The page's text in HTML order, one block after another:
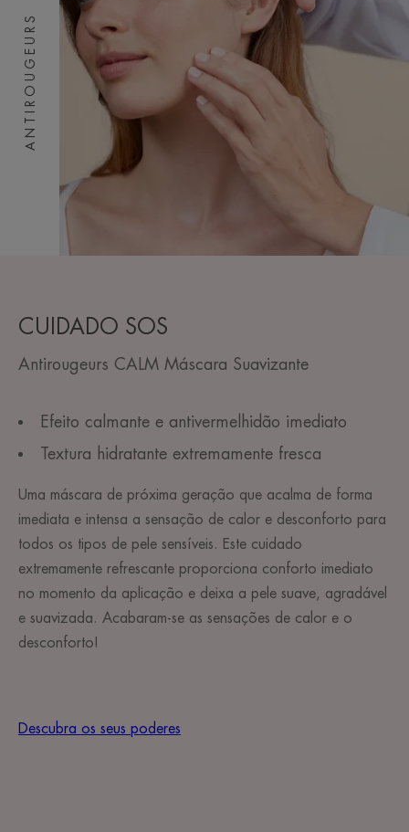
ANTIROUGEURS
CUIDADO SOS
Antirougeurs CALM Máscara Suavizante
Efeito calmante e antivermelhidão imediato
Textura hidratante extremamente fresca
Uma máscara de próxima geração que acalma de forma
imediata e intensa a sensação de calor e desconforto para
todos os tipos de pele sensíveis. Este cuidado
extremamente refrescante proporciona conforto imediato
no momento da aplicação e deixa a pele suave, agradável
e suavizada. Acabaram-se as sensações de calor e o
desconforto!
Descubra os seus poderes